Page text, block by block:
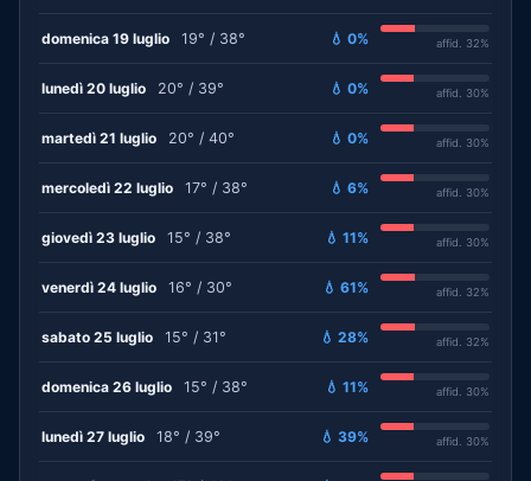
domenica 19 luglio 19° / 38° 💧 0% affid. 32%
lunedì 20 luglio 20° / 39° 💧 0% affid. 30%
martedì 21 luglio 20° / 40° 💧 0% affid. 30%
mercoledì 22 luglio 17° / 38° 💧 6% affid. 30%
giovedì 23 luglio 15° / 38° 💧 11% affid. 30%
venerdì 24 luglio 16° / 30° 💧 61% affid. 32%
sabato 25 luglio 15° / 31° 💧 28% affid. 32%
domenica 26 luglio 15° / 38° 💧 11% affid. 30%
lunedì 27 luglio 18° / 39° 💧 39% affid. 30%